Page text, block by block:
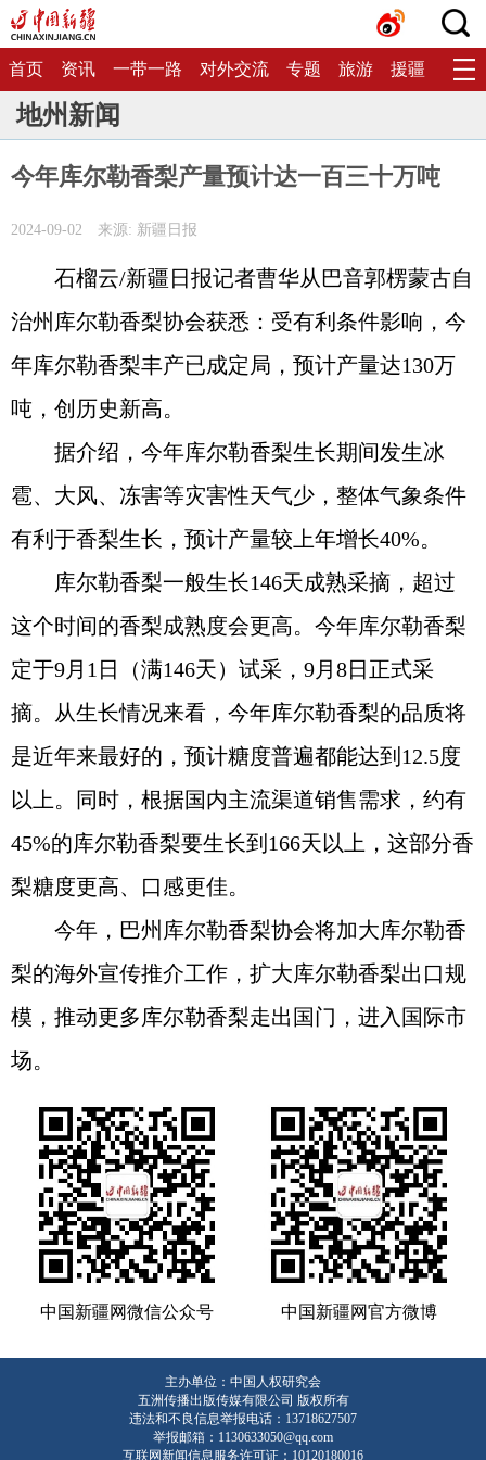
首页 资讯 一带一路 对外交流 专题 旅游 援疆 生态
地州新闻
今年库尔勒香梨产量预计达一百三十万吨
2024-09-02 来源: 新疆日报
石榴云/新疆日报记者曹华从巴音郭楞蒙古自
治州库尔勒香梨协会获悉：受有利条件影响，今
年库尔勒香梨丰产已成定局，预计产量达130万
吨，创历史新高。
据介绍，今年库尔勒香梨生长期间发生冰
雹、大风、冻害等灾害性天气少，整体气象条件
有利于香梨生长，预计产量较上年增长40%。
库尔勒香梨一般生长146天成熟采摘，超过
这个时间的香梨成熟度会更高。今年库尔勒香梨
定于9月1日（满146天）试采，9月8日正式采
摘。从生长情况来看，今年库尔勒香梨的品质将
是近年来最好的，预计糖度普遍都能达到12.5度
以上。同时，根据国内主流渠道销售需求，约有
45%的库尔勒香梨要生长到166天以上，这部分香
梨糖度更高、口感更佳。
今年，巴州库尔勒香梨协会将加大库尔勒香
梨的海外宣传推介工作，扩大库尔勒香梨出口规
模，推动更多库尔勒香梨走出国门，进入国际市
场。
中国新疆网微信公众号 中国新疆网官方微博
主办单位：中国人权研究会
五洲传播出版传媒有限公司 版权所有
违法和不良信息举报电话：13718627507
举报邮箱：1130633050@qq.com
互联网新闻信息服务许可证：10120180016